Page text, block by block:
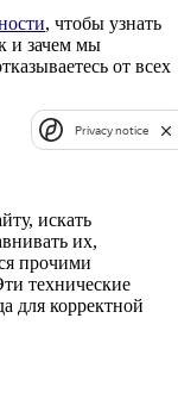
, чтобы узнать
и зачем мы
от всех
искать
их,
прочими
технические
для корректной
Privacy notice